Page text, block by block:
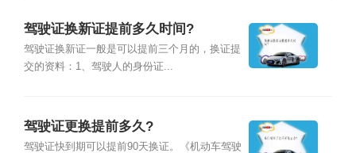
驾驶证换新证提前多久时间?
驾驶证换新证一般是可以提前三个月的，换证提
交的资料：1、驾驶人的身份证...
驾驶证更换提前多久?
驾驶证快到期可以提前90天换证。《机动车驾驶